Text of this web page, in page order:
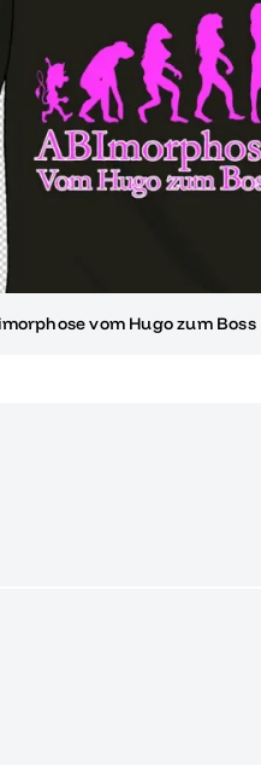
vom Hugo zum Boss